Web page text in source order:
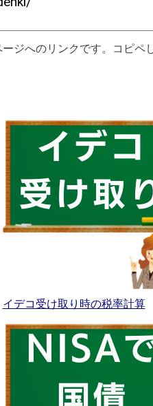
ージへのリンクです。コピペ
イデコ受け取り時の税率計算